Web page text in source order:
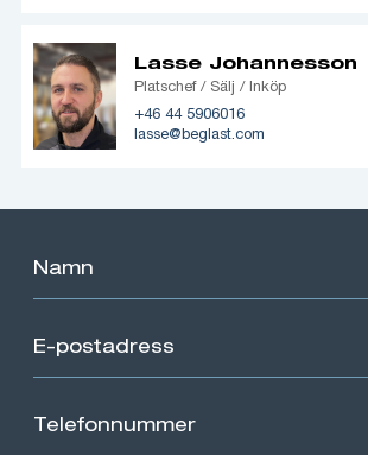
Lasse Johannesson
Platschef / Sälj / Inköp
+46 44 5906016
lasse@beglast.com